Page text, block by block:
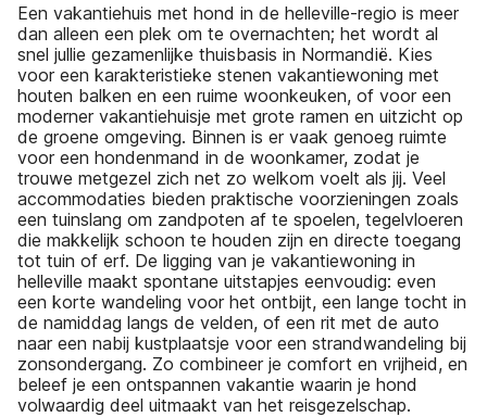
Een vakantiehuis met hond in de helleville-regio is meer
dan alleen een plek om te overnachten; het wordt al
snel jullie gezamenlijke thuisbasis in Normandië. Kies
voor een karakteristieke stenen vakantiewoning met
houten balken en een ruime woonkeuken, of voor een
moderner vakantiehuisje met grote ramen en uitzicht op
de groene omgeving. Binnen is er vaak genoeg ruimte
voor een hondenmand in de woonkamer, zodat je
trouwe metgezel zich net zo welkom voelt als jij. Veel
accommodaties bieden praktische voorzieningen zoals
een tuinslang om zandpoten af te spoelen, tegelvloeren
die makkelijk schoon te houden zijn en directe toegang
tot tuin of erf. De ligging van je vakantiewoning in
helleville maakt spontane uitstapjes eenvoudig: even
een korte wandeling voor het ontbijt, een lange tocht in
de namiddag langs de velden, of een rit met de auto
naar een nabij kustplaatsje voor een strandwandeling bij
zonsondergang. Zo combineer je comfort en vrijheid, en
beleef je een ontspannen vakantie waarin je hond
volwaardig deel uitmaakt van het reisgezelschap.